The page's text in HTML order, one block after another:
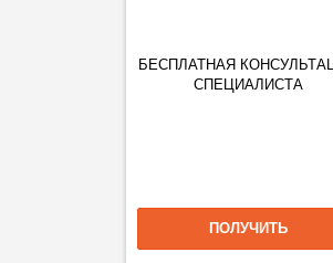
БЕСПЛАТНАЯ
СПЕЦИАЛИСТА
ПОЛУЧИТЬ